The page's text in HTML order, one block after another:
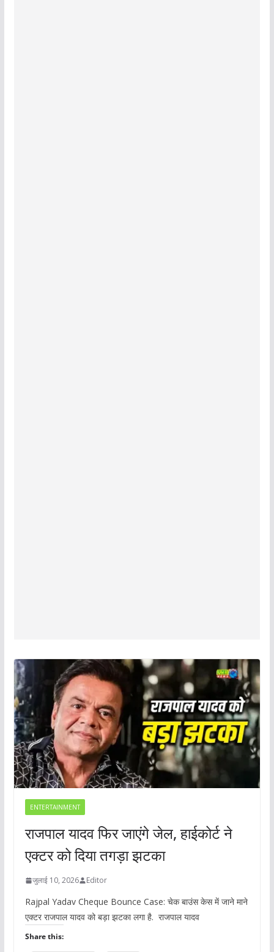
ENTERTAINMENT
राजपाल यादव फिर जाएंगे जेल, हाईकोर्ट ने
एक्टर को दिया तगड़ा झटका
जुलाई 10, 2026 Editor
Rajpal Yadav Cheque Bounce Case: चेक बाउंस केस में जाने माने
एक्टर राजपाल यादव को बड़ा झटका लगा है. राजपाल यादव
Share this: